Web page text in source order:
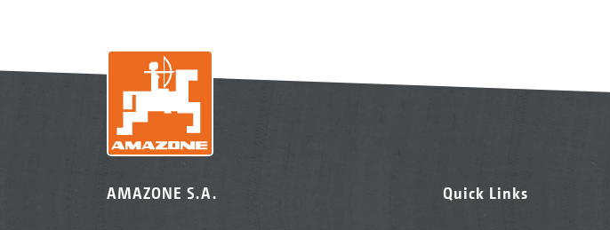
AMAZONE S.A. Quick Links